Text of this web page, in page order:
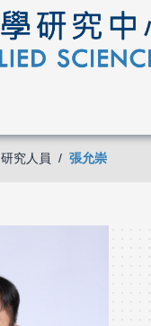
研究人員 張允崇